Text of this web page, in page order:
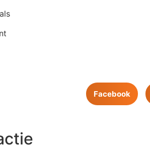
Facebook